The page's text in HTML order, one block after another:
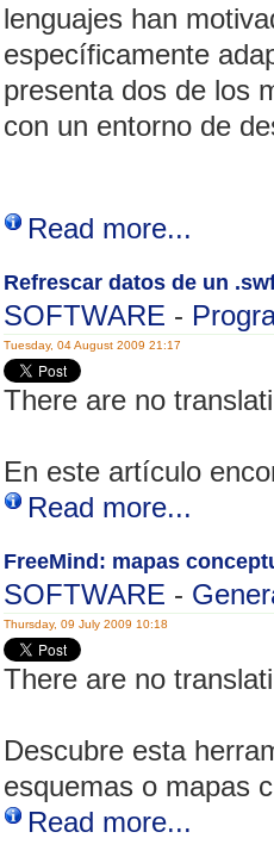
lenguajes han
específicamente
presenta dos de los
con un entorno de
Read more...
Refrescar datos de un
SOFTWARE -
Tuesday, 04 August 2009 21:17
There are no
En este artículo
Read more...
FreeMind: mapas
SOFTWARE -
Thursday, 09 July 2009 10:18
There are no
Descubre esta
esquemas o mapas
Read more...